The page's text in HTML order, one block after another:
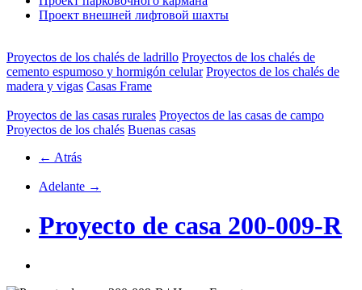
Проект внешней лифтовой шахты
Proyectos de los chalés de ladrillo Proyectos de los chalés de
cemento espumoso y hormigón celular Proyectos de los chalés de
madera y vigas Casas Frame
Proyectos de las casas rurales Proyectos de las casas de campo
Proyectos de los chalés Buenas casas
← Atrás
Adelante →
Proyecto de casa 200-009-R